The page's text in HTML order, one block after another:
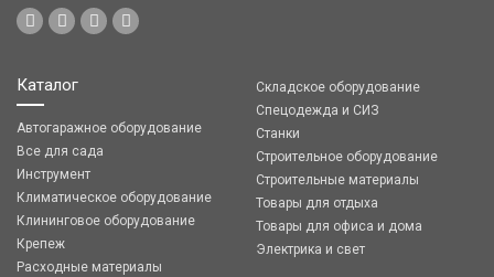
Каталог
Автогаражное оборудование
Все для сада
Инструмент
Климатическое оборудование
Клининговое оборудование
Крепеж
Расходные материалы
Складское оборудование
Спецодежда и СИЗ
Станки
Строительное оборудование
Строительные материалы
Товары для отдыха
Товары для офиса и дома
Электрика и свет